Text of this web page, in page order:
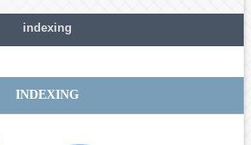
indexing
INDEXING